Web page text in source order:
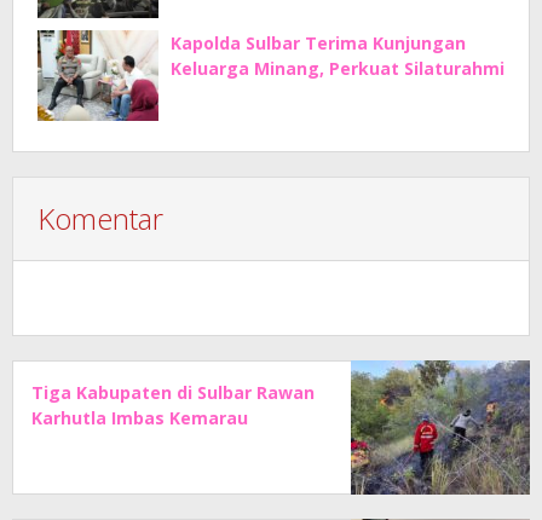
Kapolda Sulbar Terima Kunjungan
Keluarga Minang, Perkuat Silaturahmi
Komentar
Tiga Kabupaten di Sulbar Rawan
Karhutla Imbas Kemarau